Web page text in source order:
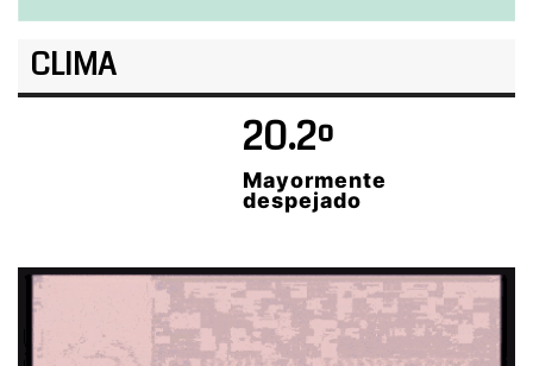
CLIMA
20.2º
Mayormente
despejado